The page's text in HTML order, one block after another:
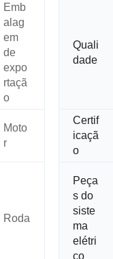
Emb
alag
em
de
expo
rtaçã
o
Quali
dade
Moto
r
Certif
icaçã
o
Roda
Peça
s do
siste
ma
elétri
co